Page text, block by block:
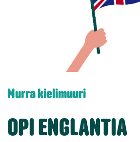
Murra kielimuuri
OPI ENGLANTIA